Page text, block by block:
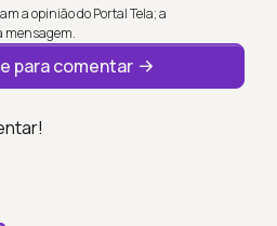
a opinião do Portal Tela; a
mensagem.
para comentar